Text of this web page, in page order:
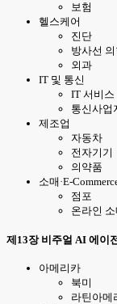
보험
헬스케어
진단
방사선
외과
IT 및 통신
IT 서비스
통신사업
제조업
자동차
전자기기
의약품
소매·E-
점포
온라인 소
제13장 비주얼 AI 에이
아메리카
북미
라틴아메